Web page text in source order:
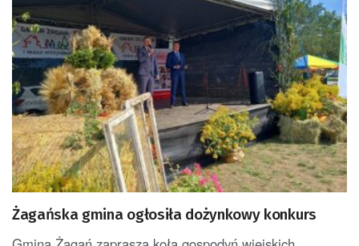
Żagańska gmina ogłosiła dożynkowy konkurs